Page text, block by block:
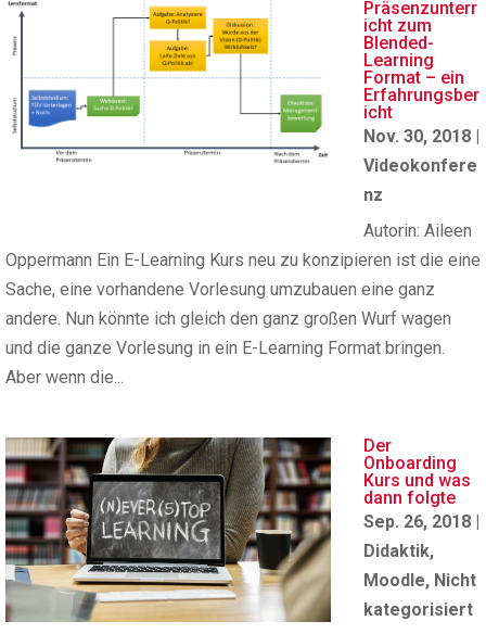
Präsenzunterr
icht zum
Blended-
Learning
Format – ein
Erfahrungsber
icht
Nov. 30, 2018 |
Videokonfere
nz
Autorin: Aileen
Oppermann Ein E-Learning Kurs neu zu konzipieren ist die eine
Sache, eine vorhandene Vorlesung umzubauen eine ganz
andere. Nun könnte ich gleich den ganz großen Wurf wagen
und die ganze Vorlesung in ein E-Learning Format bringen.
Aber wenn die...
Der
Onboarding
Kurs und was
dann folgte
Sep. 26, 2018 |
Didaktik,
Moodle, Nicht
kategorisiert